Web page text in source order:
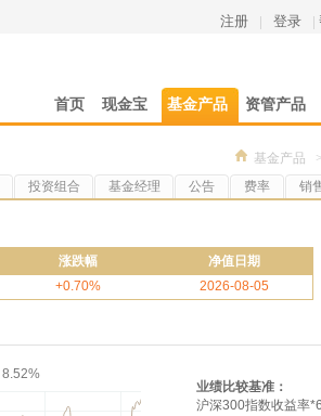
注册 | 登录 |
首页 现金宝 基金产品 资管产品
基金产品 >
投资组合 基金经理 公告 费率 销
涨跌幅
净值日期
+0.70% 2026-08-05
业绩比较基准：
沪深300指数收益率